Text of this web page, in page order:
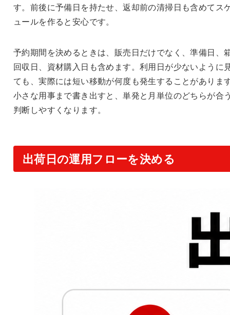
す。前後に予備日を持たせ、返却前の清掃日も含めてス
ュールを作ると安心です。
予約期間を決めるときは、販売日だけでなく、準備日、
回収日、資材購入日も含めます。利用日が少ないように
ても、実際には短い移動が何度も発生することがありま
小さな用事まで書き出すと、単発と月単位のどちらが合
判断しやすくなります。
出荷日の運用フローを決める